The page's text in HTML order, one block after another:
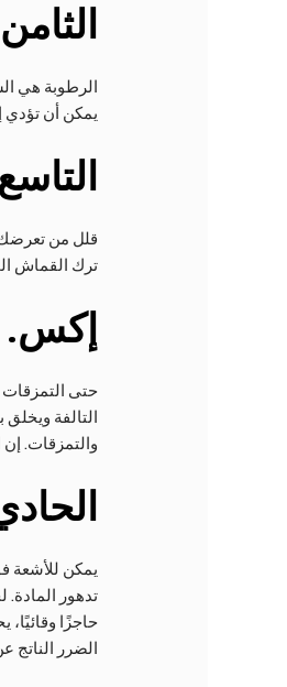
الثامن
الرطوبة هي
يمكن أن تؤدي
التاسع
قلل من تعرضك
ترك القماش
إكس
حتى
التالفة
والتمزقات.
يمكن للأشعة
تدهور
حاجزًا
الضرر